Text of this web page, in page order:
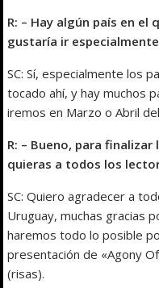
R: – Hay algún país en
gustaría ir
SC: Sí, especialmente los
tocado ahí, y hay muchos
iremos en Marzo o Abril
R: – Bueno, para
quieras a todos los
SC: Quiero agradecer a
Uruguay, muchas gracias
haremos todo lo posible
presentación de «Agony
(risas).